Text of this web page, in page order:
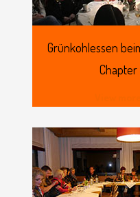
Grünkohlessen
Chapter